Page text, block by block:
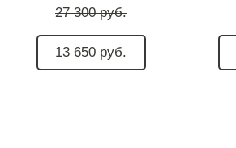
27 300 руб.
13 650 руб.